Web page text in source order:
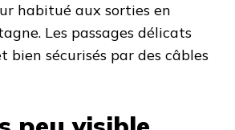
habitué aux sorties en
Les passages délicats
bien sécurisés par des câbles